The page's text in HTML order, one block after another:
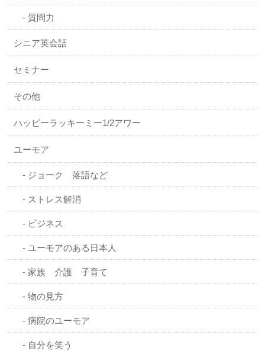
質問力
シニア英会話
セミナー
その他
ハッピーラッキーミー1/2アワー
ユーモア
ジョーク 落語など
ストレス解消
ビジネス
ユーモアのある日本人
家族 介護 子育て
物の見方
病院のユーモア
自分を笑う